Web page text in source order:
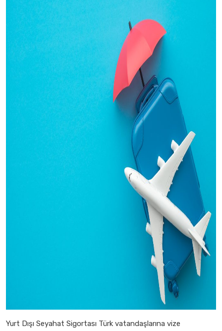
Yurt Dışı Seyahat Sigortası Türk vatandaşlarına vize